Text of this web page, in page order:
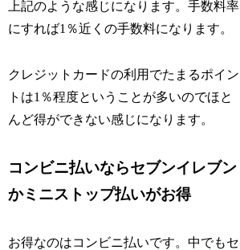
上記のような感じになります。手数料率
にすれば1％近くの手数料になります。
クレジットカードの利用でたまるポイン
トは1％程度ということが多いのでほと
んど得ができない感じになります。
コンビニ払いならセブンイレブン
かミニストップ払いがお得
お得なのはコンビニ払いです。中でもセ